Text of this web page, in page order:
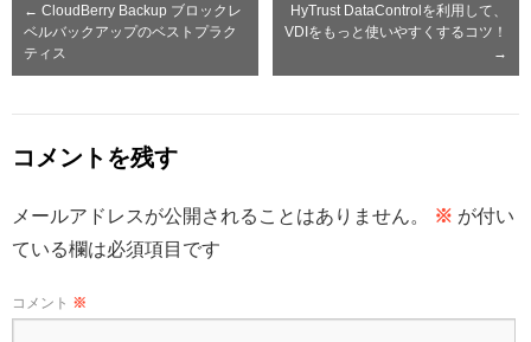
← CloudBerry Backup ブロックレ
ベルバックアップのベストプラク
ティス
HyTrust DataControlを利用して、
VDIをもっと使いやすくするコツ！
→
コメントを残す
メールアドレスが公開されることはありません。 ※ が付い
ている欄は必須項目です
コメント ※